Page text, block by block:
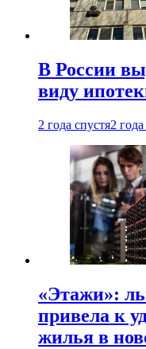
В России
виду
2 года спустя2
«Этажи»:
привела к
жилья в